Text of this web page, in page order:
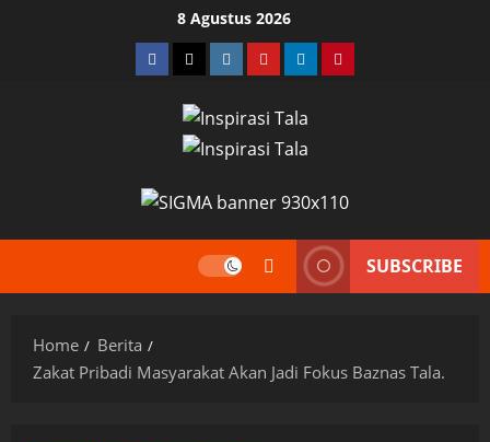
8 Agustus 2026
Facebook
TwitterInstagram
YouTubeLinkedInPinterest
SUBSCRIBE
Home
Berita
Zakat Pribadi Masyarakat Akan Jadi Fokus Baznas Tala.